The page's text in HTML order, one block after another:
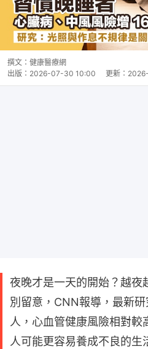
撰文： 健康醫療網
出版： 2026-07-30 10:00 更新：
夜晚才是一天的開始？越夜
別留意，CNN報導，最新
人，心血管健康風險相對較
人可能更容易養成不良的